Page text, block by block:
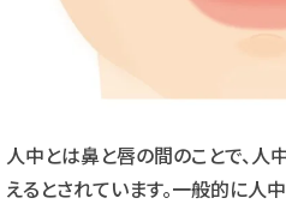
人中とは鼻と唇の間のことで、
えるとされています。一般的に人